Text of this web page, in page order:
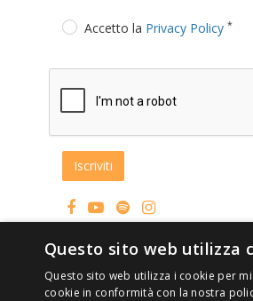
Accetto la Privacy Policy *
MultimediaWeb Agency Milano
Questo sito web utilizza
Questo sito web utilizza i cookie per
cookie in conformità con la nostra